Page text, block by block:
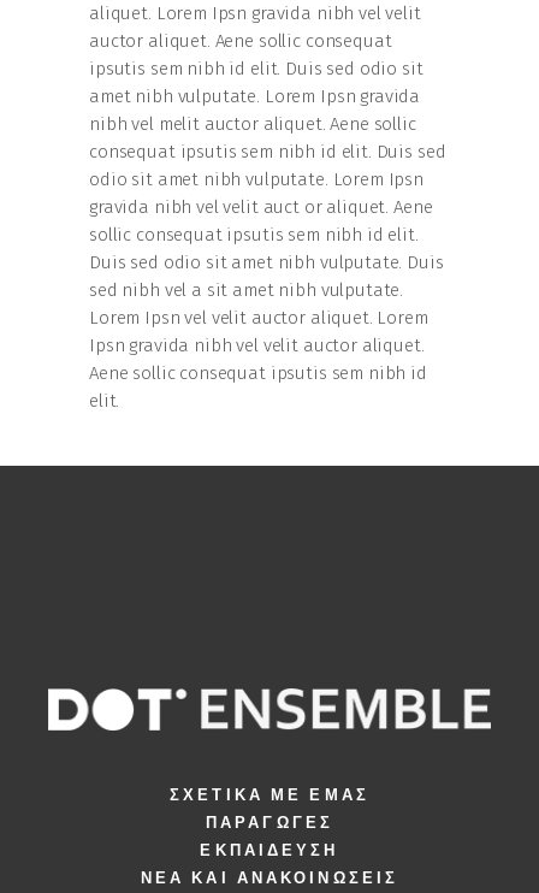
aliquet. Lorem Ipsn gravida nibh vel velit
auctor aliquet. Aene sollic consequat
ipsutis sem nibh id elit. Duis sed odio sit
amet nibh vulputate. Lorem Ipsn gravida
nibh vel melit auctor aliquet. Aene sollic
consequat ipsutis sem nibh id elit. Duis sed
odio sit amet nibh vulputate. Lorem Ipsn
gravida nibh vel velit auct or aliquet. Aene
sollic consequat ipsutis sem nibh id elit.
Duis sed odio sit amet nibh vulputate. Duis
sed nibh vel a sit amet nibh vulputate.
Lorem Ipsn vel velit auctor aliquet. Lorem
Ipsn gravida nibh vel velit auctor aliquet.
Aene sollic consequat ipsutis sem nibh id
elit.
ΣΧΕΤΙΚΆ ΜΕ ΕΜΆΣ
ΠΑΡΑΓΩΓΈΣ
ΕΚΠΑΊΔΕΥΣΗ
ΝΈΑ ΚΑΙ ΑΝΑΚΟΙΝΏΣΕΙΣ